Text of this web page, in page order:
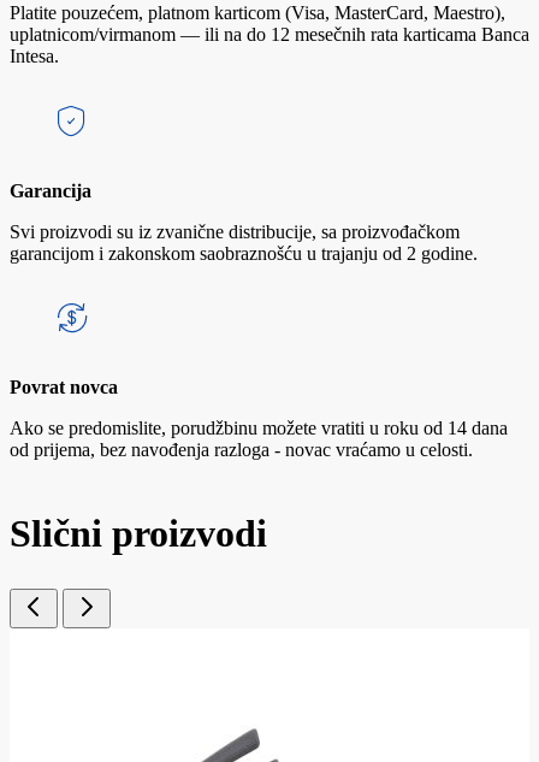
Platite pouzećem, platnom karticom (Visa, MasterCard, Maestro),
uplatnicom/virmanom — ili na do 12 mesečnih rata karticama Banca
Intesa.
Garancija
Svi proizvodi su iz zvanične distribucije, sa proizvođačkom
garancijom i zakonskom saobraznošću u trajanju od 2 godine.
Povrat novca
Ako se predomislite, porudžbinu možete vratiti u roku od 14 dana
od prijema, bez navođenja razloga - novac vraćamo u celosti.
Slični proizvodi